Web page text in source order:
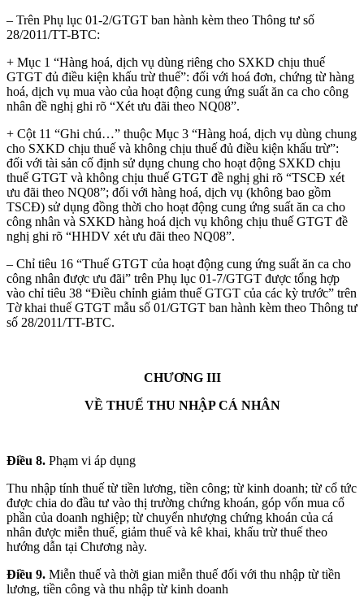
– Trên Phụ lục 01-2/GTGT ban hành kèm theo Thông tư số
28/2011/TT-BTC:
+ Mục 1 “Hàng hoá, dịch vụ dùng riêng cho SXKD chịu thuế
GTGT đủ điều kiện khấu trừ thuế”: đối với hoá đơn, chứng từ hàng
hoá, dịch vụ mua vào của hoạt động cung ứng suất ăn ca cho công
nhân đề nghị ghi rõ “Xét ưu đãi theo NQ08”.
+ Cột 11 “Ghi chú…” thuộc Mục 3 “Hàng hoá, dịch vụ dùng chung
cho SXKD chịu thuế và không chịu thuế đủ điều kiện khấu trừ”:
đối với tài sản cố định sử dụng chung cho hoạt động SXKD chịu
thuế GTGT và không chịu thuế GTGT đề nghị ghi rõ “TSCĐ xét
ưu đãi theo NQ08”; đối với hàng hoá, dịch vụ (không bao gồm
TSCĐ) sử dụng đồng thời cho hoạt động cung ứng suất ăn ca cho
công nhân và SXKD hàng hoá dịch vụ không chịu thuế GTGT đề
nghị ghi rõ “HHDV xét ưu đãi theo NQ08”.
– Chỉ tiêu 16 “Thuế GTGT của hoạt động cung ứng suất ăn ca cho
công nhân được ưu đãi” trên Phụ lục 01-7/GTGT được tổng hợp
vào chỉ tiêu 38 “Điều chỉnh giảm thuế GTGT của các kỳ trước” trên
Tờ khai thuế GTGT mẫu số 01/GTGT ban hành kèm theo Thông tư
số 28/2011/TT-BTC.
CHƯƠNG III
VỀ THUẾ THU NHẬP CÁ NHÂN
Điều 8. Phạm vi áp dụng
Thu nhập tính thuế từ tiền lương, tiền công; từ kinh doanh; từ cổ tức
được chia do đầu tư vào thị trường chứng khoán, góp vốn mua cổ
phần của doanh nghiệp; từ chuyển nhượng chứng khoán của cá
nhân được miễn thuế, giảm thuế và kê khai, khấu trừ thuế theo
hướng dẫn tại Chương này.
Điều 9. Miễn thuế và thời gian miễn thuế đối với thu nhập từ tiền
lương, tiền công và thu nhập từ kinh doanh